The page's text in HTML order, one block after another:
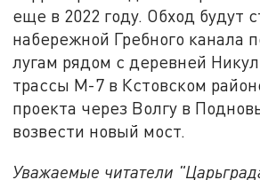
еще в 2022 году. Обход будут
набережной Гребного канала
лугам рядом с деревней
трассы М-7 в Кстовском
проекта через Волгу в
возвести новый мост.
Уважаемые читатели